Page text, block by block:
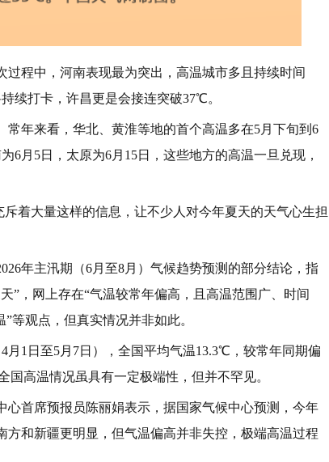
程中，河南表现最为突出，高温城市多且持续时间
续打卡，许昌更是会接连突破37℃。
年来看，华北、黄淮等地的首个高温多在5月下旬到6
6月5日，太原为6月15日，这些地方的高温一旦兑现，
着大量这样的信息，让不少人对今年夏天的天气心生担
年主汛期（6月至8月）气候趋势预测的部分结论，指
”，网上存在“气温较常年偏高，且高温范围广、时间
等观点，但真实情况并非如此。
1日至5月7日），全国平均气温13.3℃，较常年同期偏
高温情况虽具有一定极端性，但并不罕见。
首席预报员陈丽娟表示，据国家气候中心预测，今年
和新疆更明显，但气温偏高并非失控，极端高温过程